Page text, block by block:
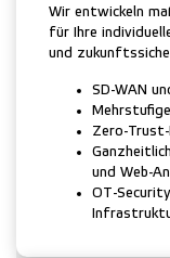
Wir entwickeln
für Ihre
und
SD-WAN
Zero-
und Web-
OT-